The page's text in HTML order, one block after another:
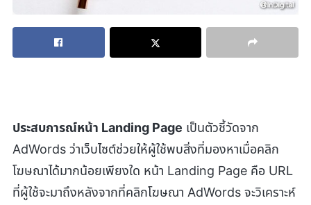
ประสบการณ์หน้า Landing Page เป็นตัวชี้วัดจาก
AdWords ว่าเว็บไซต์ช่วยให้ผู้ใช้พบสิ่งที่มองหาเมื่อคลิก
โฆษณาได้มากน้อยเพียงใด หน้า Landing Page คือ URL
ที่ผู้ใช้จะมาถึงหลังจากที่คลิกโฆษณา AdWords จะวิเคราะห์